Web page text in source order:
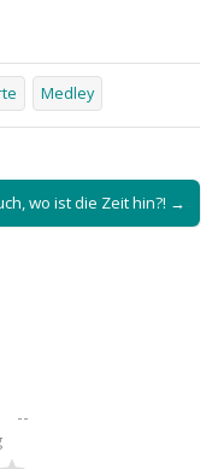
Medley
wo ist die Zeit hin?! →